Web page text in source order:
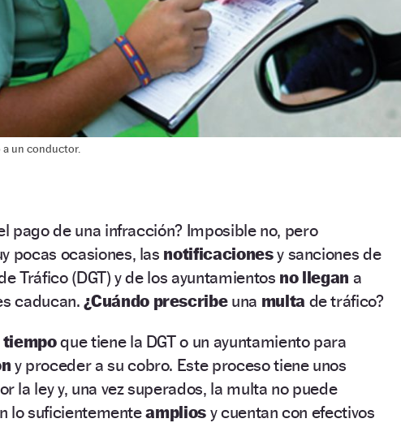
un conductor.
pago de una infracción? Imposible no, pero
pocas ocasiones, las notificacionesy sanciones de
Tráfico (DGT) y de los ayuntamientos no llegan a
caducan.¿Cuándo prescribe una multa de tráfico?
tiempoque tiene la DGT o un ayuntamiento para
y proceder a su cobro. Este proceso tiene unos
la ley y, una vez superados, la multa no puede
lo suficientementeamplios y cuentan con efectivos